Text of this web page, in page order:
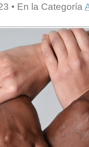
• En la Categoría